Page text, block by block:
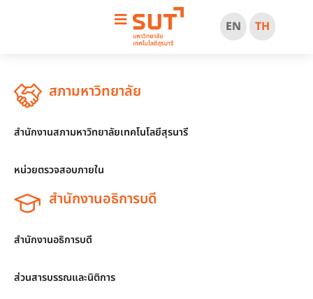
EN TH
สภามหาวิทยาลัย
สำนักงานสภามหาวิทยาลัยเทคโนโลยีสุรนารี
หน่วยตรวจสอบภายใน
สำนักงานอธิการบดี
สำนักงานอธิการบดี
ส่วนสารบรรณและนิติการ